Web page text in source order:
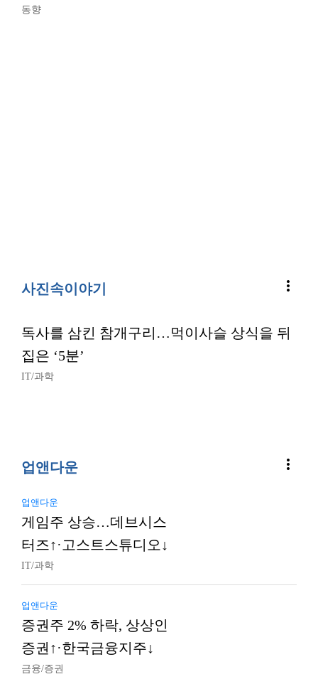
동향
사진속이야기 more_vert
독사를 삼킨 참개구리…먹이사슬 상식을 뒤
집은 ‘5분’
IT/과학
업앤다운 more_vert
업앤다운
게임주 상승…데브시스
터즈↑·고스트스튜디오↓
IT/과학
업앤다운
증권주 2% 하락, 상상인
증권↑·한국금융지주↓
금융/증권